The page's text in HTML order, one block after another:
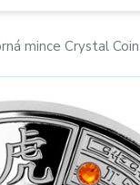
mince Crystal